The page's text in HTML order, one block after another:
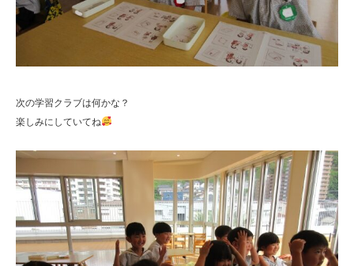
次の学習クラブは何かな？
楽しみにしていてね